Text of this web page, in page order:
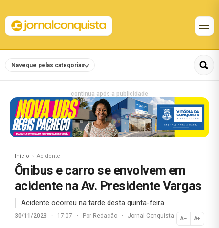
Navegue pelas categorias
continua após a publicidade
Início Acidente
Ônibus e carro se envolvem em
acidente na Av. Presidente Vargas
Acidente ocorreu na tarde desta quinta-feira.
30/11/2023 · 17:07 · Por Redação · Jornal Conquista A− A+
Normal